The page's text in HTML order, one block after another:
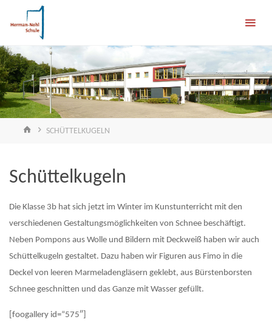
Nohl-
Schule
FÖRDERSCHULE
EMOTIONALE &
SOZIALE
ENTWICKLUNG
HOMESCHÜTTELKUGELN
Schüttelkugeln
Die Klasse 3b hat sich jetzt im Winter im Kunstunterricht mit den
verschiedenen Gestaltungsmöglichkeiten von Schnee beschäftigt.
Neben Pompons aus Wolle und Bildern mit Deckweiß haben wir auch
Schüttelkugeln gestaltet. Dazu haben wir Figuren aus Fimo in die
Deckel von leeren Marmeladengläsern geklebt, aus Bürstenborsten
Schnee geschnitten und das Ganze mit Wasser gefüllt.
[foogallery id=“575″]